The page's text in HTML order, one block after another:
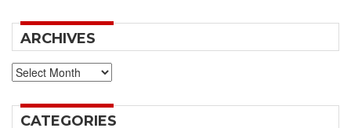
ARCHIVES
Archives
CATEGORIES